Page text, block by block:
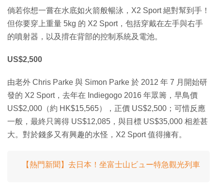
倘若你想一嘗在水底如火箭般暢泳，X2 Sport 絕對幫到手！
但你要穿上重量 5kg 的 X2 Sport，包括穿戴在左手與右手
的噴射器，以及揹在背部的控制系統及電池。
US$2,500
由老外 Chris Parke 與 Simon Parke 於 2012 年 7 月開始研
發的 X2 Sport，去年在 Indiegogo 2016 年眾籌，早鳥價
US$2,000（約 HK$15,565），正價 US$2,500；可惜反應
一般，最終只籌得 US$12,085，與目標 US$35,000 相差甚
大。對於錢多又有興趣的水怪，X2 Sport 值得擁有。
【熱門新聞】去日本！坐富士山ビュー特急觀光列車